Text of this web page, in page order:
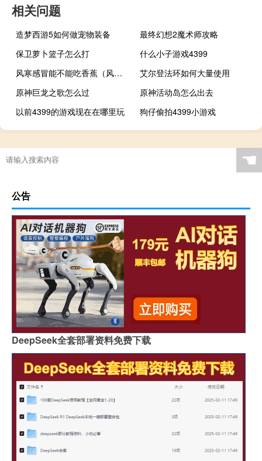
相关问题
造梦西游5如何做宠物装备
最终幻想2魔术师攻略
保卫萝卜篮子怎么打
什么小子游戏4399
风寒感冒能不能吃香蕉（风寒感冒能不能吃龙眼）
艾尔登法环如何大量使用
原神巨龙之歌怎么过
原神活动岛怎么出去
以前4399的游戏现在在哪里玩
狗仔偷拍4399小游戏
☚
公告
DeepSeek全套部署资料免费下载